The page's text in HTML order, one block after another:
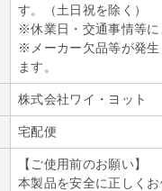
す。（土日祝を除く）
※休業日・交通事情等に
※メーカー欠品等が発生
ます。
株式会社ワイ・ヨット
宅配便
【ご使用前のお願い】
本製品を安全に正しく